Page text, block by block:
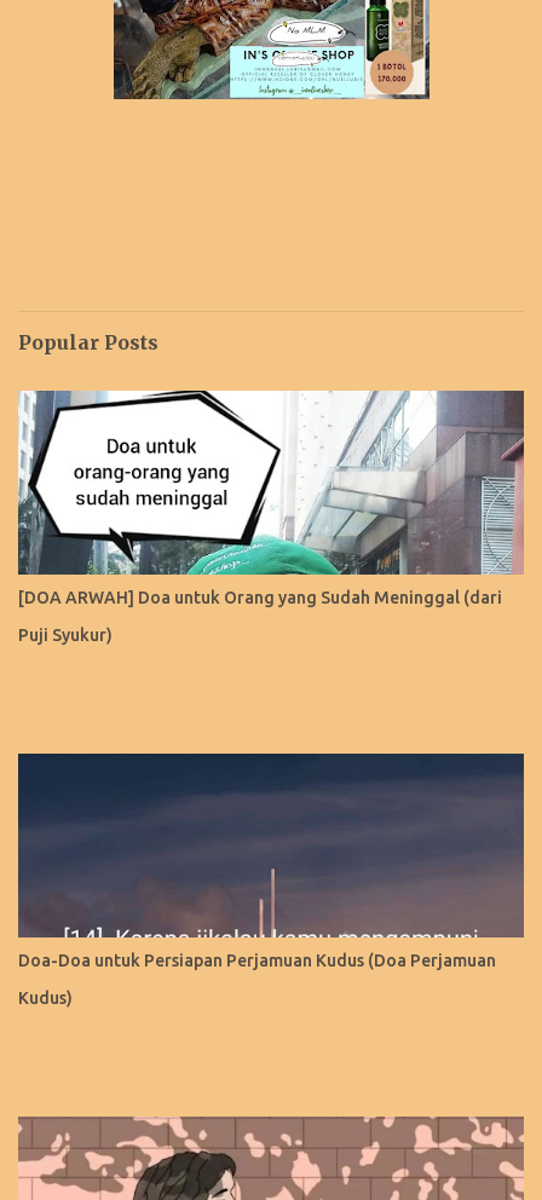
Popular Posts
[DOA ARWAH] Doa untuk Orang yang Sudah Meninggal (dari
Puji Syukur)
Doa-Doa untuk Persiapan Perjamuan Kudus (Doa Perjamuan
Kudus)